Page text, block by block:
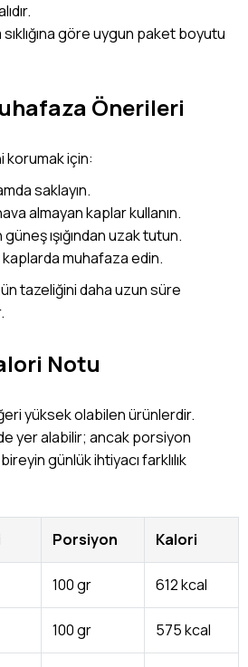
göre uygun paket boyutu
Önerileri
korumak için:
saklayın.
almayan kaplar kullanın.
ışığından uzak tutun.
kaplarda muhafaza edin.
tazeliğini daha uzun süre
Notu
yüksek olabilen ürünlerdir.
yer alabilir; ancak porsiyon
günlük ihtiyacı farklılık
Porsiyon Kalori
100 gr 612 kcal
100 gr 575 kcal